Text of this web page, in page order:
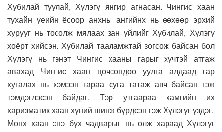
Хубилай туулай, Хүлэгү янгир агнасан. Чингис хаан
тухайн үеийн ёсоор анхны ангийнх нь өөхөөр эрхий
хурууг нь тосолж мялаах зан үйлийг Хубилай, Хүлэгү
хоёрт хийсэн. Хубилай тааламжтай зогсож байсан бол
Хүлэгү нь гэнэт Чингис хааны гарыг хүчтэй атгаж
авахад Чингис хаан цочсондоо уулга алдаад гар
хугалах нь хэмээн гараа суга татаж авч байсан гэж
тэмдэглэсэн байдаг. Тэр утгаараа хамгийн их
харизматик хаан хүний шинж бүрдсэн гэж Хүлэгүг үздэг.
Мөнх хаан энэ бүх чадварыг нь олж хараад Хүлэгүг